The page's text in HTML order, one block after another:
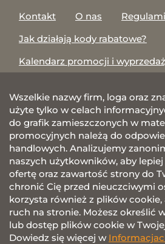
Kontakt
O nas
Jak działają kody rabatowe?
Kalendarz promocji i
Wszelkie nazwy firm, loga oraz
użyte tylko w celach
do grafik zamieszczonych w
promocyjnych należą do
handlowych. Analizujemy
naszych użytkowników, aby
ofertę oraz zawartość strony do
chronić Cię przed nieuczciwymi
korzysta również z plików cookie,
ruch na stronie. Możesz określić
lub dostęp plików cookie w
Dowiedz się więcej w